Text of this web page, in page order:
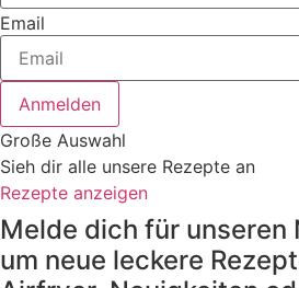
Email
Anmelden
Große Auswahl
Sieh dir alle unsere Rezepte an
Rezepte anzeigen
Melde dich für unseren
um neue leckere